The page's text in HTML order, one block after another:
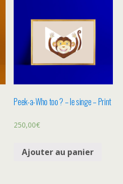
Peek-a-Who too ? – le singe – Print
250,00€
Ajouter au panier